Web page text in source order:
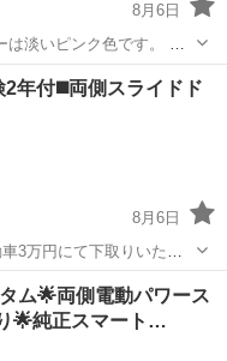
8月6日
淡いピンク色です。 車
です。 ワンセ
年付◼️両側スライドド
8月6日
円にて下取りいたし
ートキー ●車検新規2年付
ム🌟両側電動パワース
🌟純正スマート…